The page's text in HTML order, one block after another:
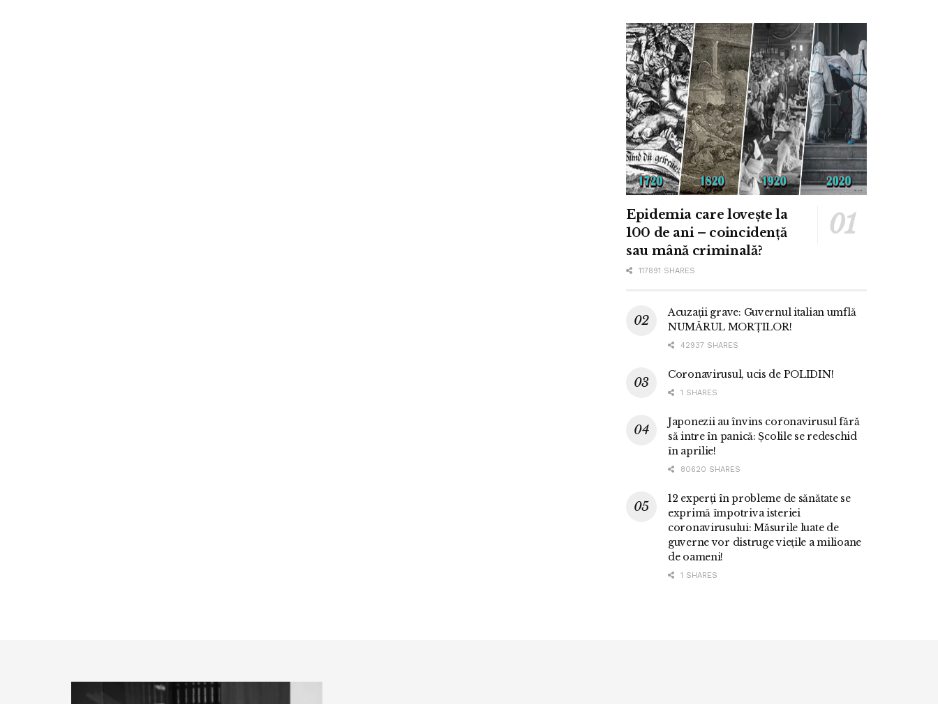
Epidemia care lovește la
100 de ani – coincidență
sau mână criminală?
117891 SHARES
Acuzații grave: Guvernul italian umflă
NUMĂRUL MORȚILOR!
42937 SHARES
Coronavirusul, ucis de POLIDIN!
1 SHARES
Japonezii au învins coronavirusul fără
să intre în panică: Școlile se redeschid
în aprilie!
80620 SHARES
12 experți în probleme de sănătate se
exprimă împotriva isteriei
coronavirusului: Măsurile luate de
guverne vor distruge viețile a milioane
de oameni!
1 SHARES